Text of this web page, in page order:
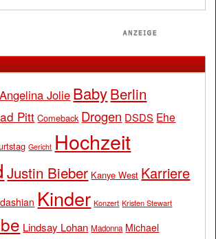
Angelina Jolie BabyBerlin
Pitt Comeback Drogen DSDS Ehe
Gericht Hochzeit
Justin Bieber Kanye West Karriere
Kinder Konzert Kristen Stewart
Lindsay Lohan Madonna Michael